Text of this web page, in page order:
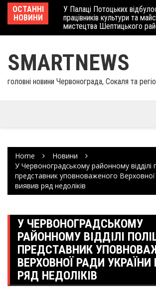
Skip
content
ОСТАННІ
НОВИНИ
У Палаці Потоцьких
працівників культури та
мистецтва Шептицького
SMARTNEWS
головні новини Червонограда, Сокаля та
Home
Новини
У Червоноградському районному відділі
представник уповноваженого Верховної
виявив ряд недоліків
У ЧЕРВОНОГРАДСЬКОМУ
РАЙОННОМУ ВІДДІЛІ
ПРЕДСТАВНИК
ВЕРХОВНОЇ РАДИ УКРАЇНИ
РЯД НЕДОЛІКІВ